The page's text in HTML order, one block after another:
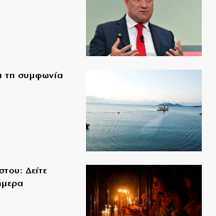
τη συμφωνία
Δείτε